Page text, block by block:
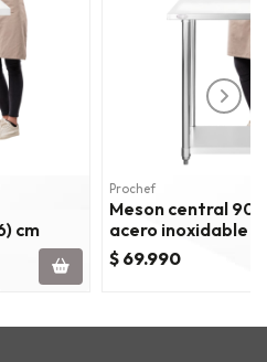
cm
Prochef
Meson central
acero inoxidable
$ 69.990